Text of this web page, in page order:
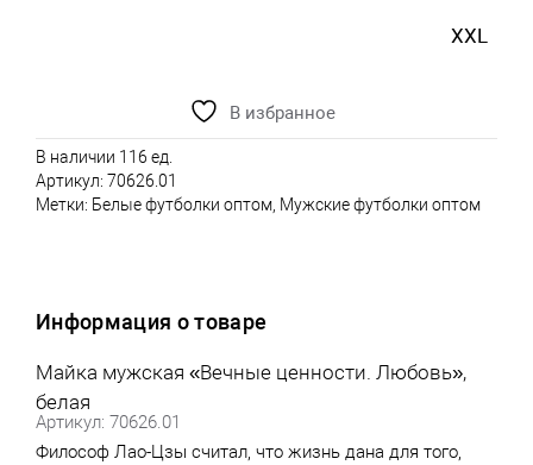
XXL
В избранное
В наличии 116 ед.
Артикул: 70626.01
Метки: Белые футболки оптом Мужские футболки оптом
Информация о товаре
Майка мужская «Вечные ценности. Любовь»,
белая
Артикул: 70626.01
Философ Лао-Цзы считал, что жизнь дана для того,